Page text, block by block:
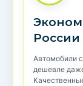
России
Автомобили
дешевле